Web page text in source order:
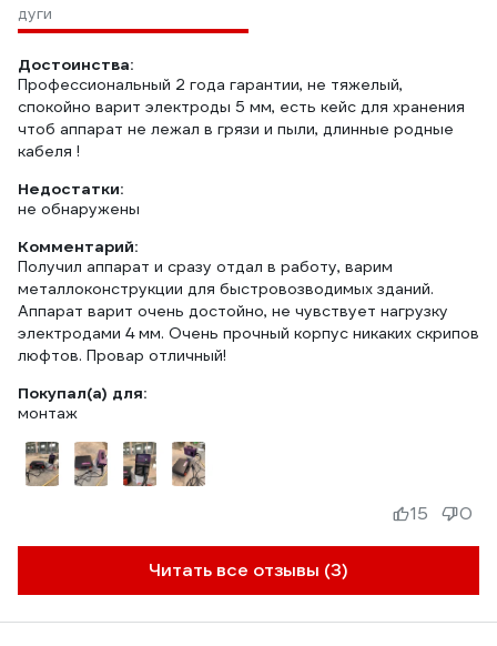
дуги
Достоинства:
Профессиональный 2 года гарантии, не тяжелый,
спокойно варит электроды 5 мм, есть кейс для хранения
чтоб аппарат не лежал в грязи и пыли, длинные родные
кабеля !
Недостатки:
не обнаружены
Комментарий:
Получил аппарат и сразу отдал в работу, варим
металлоконструкции для быстровозводимых зданий.
Аппарат варит очень достойно, не чувствует нагрузку
электродами 4 мм. Очень прочный корпус никаких скрипов
люфтов. Провар отличный!
Покупал(а) для:
монтаж
Читать все отзывы (3)
15 0